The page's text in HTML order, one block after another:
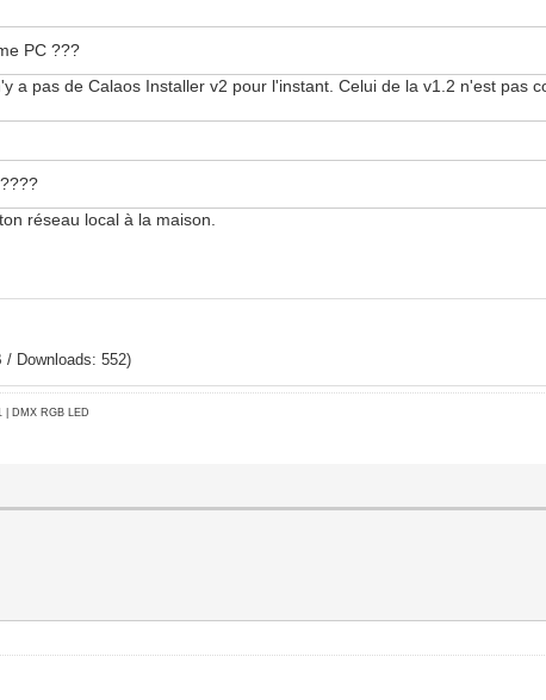
PC ???
a pas de Calaos Installer v2 pour l'instant. Celui de la v1.2 n'est pas
réseau local à la maison.
/ Downloads: 552)
| DMX RGB LED